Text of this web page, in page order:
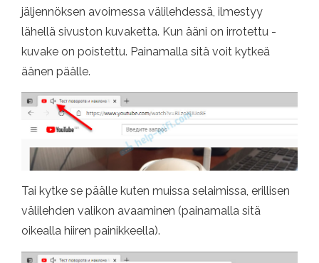
jäljennöksen avoimessa välilehdessä, ilmestyy
lähellä sivuston kuvaketta. Kun ääni on irrotettu -
kuvake on poistettu. Painamalla sitä voit kytkeä
äänen päälle.
Tai kytke se päälle kuten muissa selaimissa, erillisen
välilehden valikon avaaminen (painamalla sitä
oikealla hiiren painikkeella).